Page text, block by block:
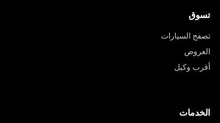
تسوق
تصفح السيارات
العروض
أقرب وكيل
الخدمات